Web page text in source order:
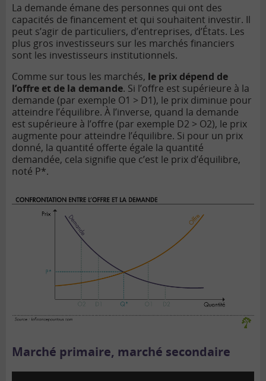
La demande émane des personnes qui ont des
capacités de financement et qui souhaitent investir. Il
peut s’agir de particuliers, d’entreprises, d’États. Les
plus gros investisseurs sur les marchés financiers
sont les investisseurs institutionnels.
Comme sur tous les marchés, le prix dépend de
l’offre et de la demande. Si l’offre est supérieure à la
demande (par exemple O1 > D1), le prix diminue pour
atteindre l’équilibre. À l’inverse, quand la demande
est supérieure à l’offre (par exemple D2 > O2), le prix
augmente pour atteindre l’équilibre. Si pour un prix
donné, la quantité offerte égale la quantité
demandée, cela signifie que c’est le prix d’équilibre,
noté P*.
Marché primaire, marché secondaire